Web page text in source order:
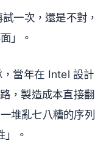
一次，還是不對，
」。
，當年在 Intel 設計
，製造成本直接翻
堆亂七八糟的序列
」。